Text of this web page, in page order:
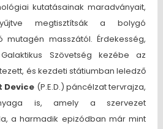
kutatásainak maradványait,
megtisztítsák a bolygó
masszától. Érdekesség,
Szövetség kezébe az
és kezdeti státiumban leledző
Device (P.E.D.) páncélzat tervrajza,
is, amely a szervezet
a harmadik epizódban már mint